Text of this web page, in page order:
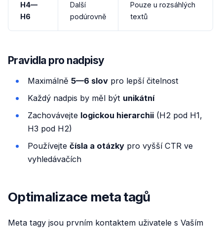
H4—
H6
Další
podúrovně
Pouze u rozsáhlých
textů
Pravidla pro nadpisy
Maximálně 5—6 slov pro lepší čitelnost
Každý nadpis by měl být unikátní
Zachovávejte logickou hierarchii (H2 pod H1,
H3 pod H2)
Používejte čísla a otázky pro vyšší CTR ve
vyhledávačích
Optimalizace meta tagů
Meta tagy jsou prvním kontaktem uživatele s Vaším